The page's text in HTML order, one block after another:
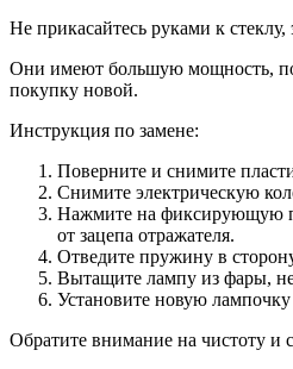
Не прикасайтесь руками к
Они имеют большую мощность,
покупку новой.
Инструкция по замене:
Поверните и снимите
Снимите электрическую
Нажмите на фиксирующую
от зацепа отражателя.
Отведите пружину в
Вытащите лампу из фары, не
Установите новую
Обратите внимание на чистоту и